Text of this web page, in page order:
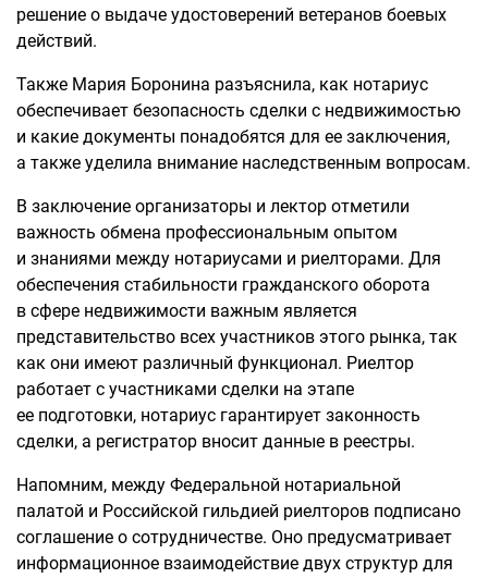
решение о выдаче удостоверений ветеранов боевых
действий.
Также Мария Боронина разъяснила, как нотариус
обеспечивает безопасность сделки с недвижимостью
и какие документы понадобятся для ее заключения,
а также уделила внимание наследственным вопросам.
В заключение организаторы и лектор отметили
важность обмена профессиональным опытом
и знаниями между нотариусами и риелторами. Для
обеспечения стабильности гражданского оборота
в сфере недвижимости важным является
представительство всех участников этого рынка, так
как они имеют различный функционал. Риелтор
работает с участниками сделки на этапе
ее подготовки, нотариус гарантирует законность
сделки, а регистратор вносит данные в реестры.
Напомним, между Федеральной нотариальной
палатой и Российской гильдией риелторов подписано
соглашение о сотрудничестве. Оно предусматривает
информационное взаимодействие двух структур для